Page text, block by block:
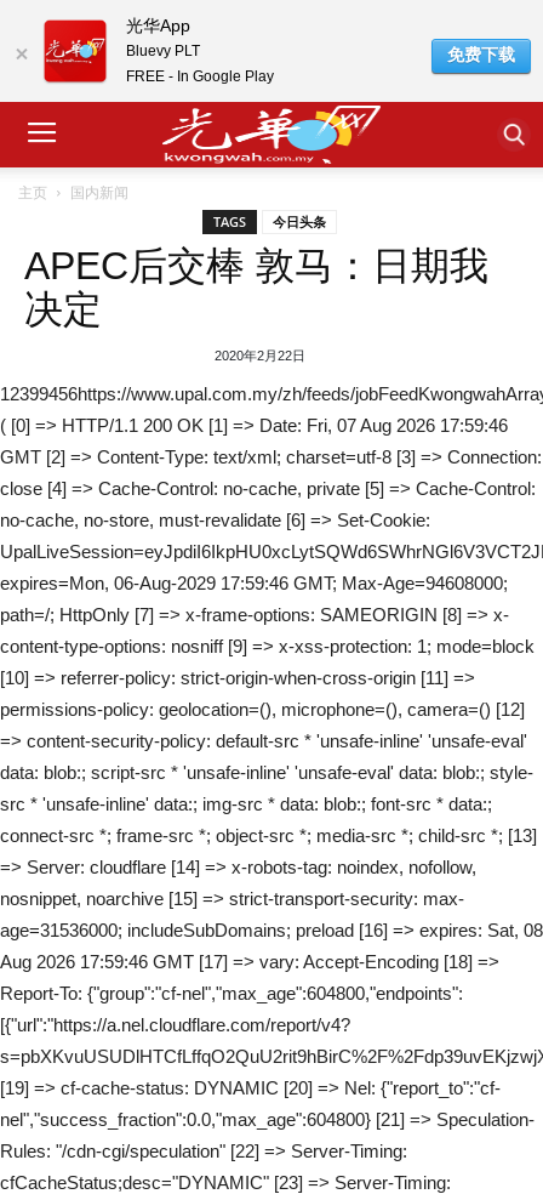
主页 国内新闻
TAGS 今日头条
APEC后交棒 敦马：日期我
决定
2020年2月22日
12399456https://www.upal.com.my/zh/feeds/
( [0] => HTTP/1.1 200 OK [1] => Date: Fri, 07 Aug 2026 17:59:46
GMT [2] => Content-Type: text/xml; charset=utf-8 [3] => Connection:
close [4] => Cache-Control: no-cache, private [5] => Cache-Control:
no-cache, no-store, must-revalidate [6] => Set-Cookie:
expires=Mon, 06-Aug-2029 17:59:46 GMT; Max-Age=94608000;
path=/; HttpOnly [7] => x-frame-options: SAMEORIGIN [8] => x-
content-type-options: nosniff [9] => x-xss-protection: 1; mode=block
[10] => referrer-policy: strict-origin-when-cross-origin [11] =>
permissions-policy: geolocation=(), microphone=(), camera=() [12]
=> content-security-policy: default-src * 'unsafe-inline' 'unsafe-eval'
data: blob:; script-src * 'unsafe-inline' 'unsafe-eval' data: blob:; style-
src * 'unsafe-inline' data:; img-src * data: blob:; font-src * data:;
connect-src *; frame-src *; object-src *; media-src *; child-src *; [13]
=> Server: cloudflare [14] => x-robots-tag: noindex, nofollow,
nosnippet, noarchive [15] => strict-transport-security: max-
age=31536000; includeSubDomains; preload [16] => expires: Sat, 08
Aug 2026 17:59:46 GMT [17] => vary: Accept-Encoding [18] =>
Report-To: {"group":"cf-nel","max_age":604800,"endpoints":
[{"url":"https://a.nel.cloudflare.com/report/v4?
[19] => cf-cache-status: DYNAMIC [20] => Nel: {"report_to":"cf-
nel","success_fraction":0.0,"max_age":604800} [21] => Speculation-
Rules: "/cdn-cgi/speculation" [22] => Server-Timing:
cfCacheStatus;desc="DYNAMIC" [23] => Server-Timing:
光华App
Bluevy PLT
FREE - In Google Play
免费下载